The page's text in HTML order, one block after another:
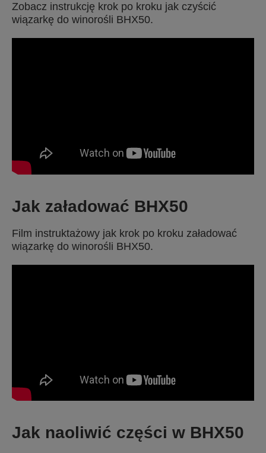
Zobacz instrukcję krok po kroku jak czyścić
wiązarkę do winorośli BHX50.
Jak załadować BHX50
Film instruktażowy jak krok po kroku załadować
wiązarkę do winorośli BHX50.
Jak naoliwić części w BHX50